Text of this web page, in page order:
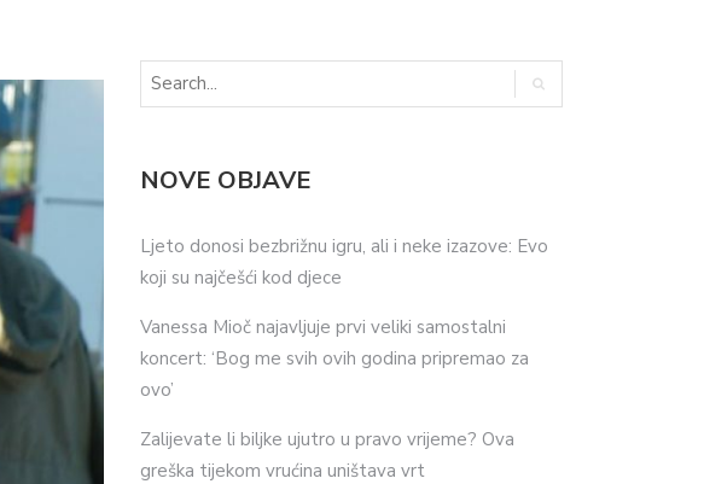
NOVE OBJAVE
Ljeto donosi bezbrižnu igru, ali i neke izazove: Evo
koji su najčešći kod djece
Vanessa Mioč najavljuje prvi veliki samostalni
koncert: ‘Bog me svih ovih godina pripremao za
ovo’
Zalijevate li biljke ujutro u pravo vrijeme? Ova
greška tijekom vrućina uništava vrt